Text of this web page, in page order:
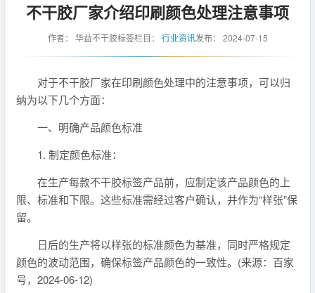
不干胶厂家介绍印刷颜色处理注意事项
作者： 华益不干胶标签栏目： 行业资讯发布： 2024-07-15
对于不干胶厂家在印刷颜色处理中的注意事项，可以归
纳为以下几个方面：
一、明确产品颜色标准
1. 制定颜色标准：
在生产每款不干胶标签产品前，应制定该产品颜色的上
限、标准和下限。这些标准需经过客户确认，并作为“样张”保
留。
日后的生产将以样张的标准颜色为基准，同时严格规定
颜色的波动范围，确保标签产品颜色的一致性。(来源：百家
号，2024-06-12)